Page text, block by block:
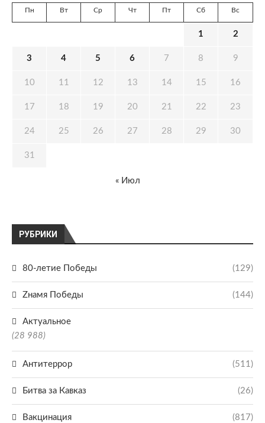
РУБРИКИ
80-летие Победы (129)
Zнамя Победы (144)
Актуальное
(28 988)
Антитеррор (511)
Битва за Кавказ (26)
Вакцинация (817)
Пн Вт Ср Чт Пт Сб Вс
1 2
3 4 5 6 7 8 9
10 11 12 13 14 15 16
17 18 19 20 21 22 23
24 25 26 27 28 29 30
31
« Июл